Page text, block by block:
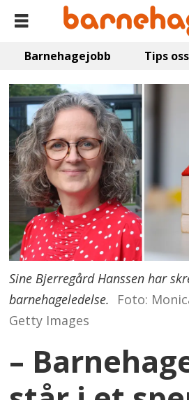
Barnehagejobb Tips oss
Sine Bjerregård Hanssen har
barnehageledelse.
Foto:
Getty Images
–